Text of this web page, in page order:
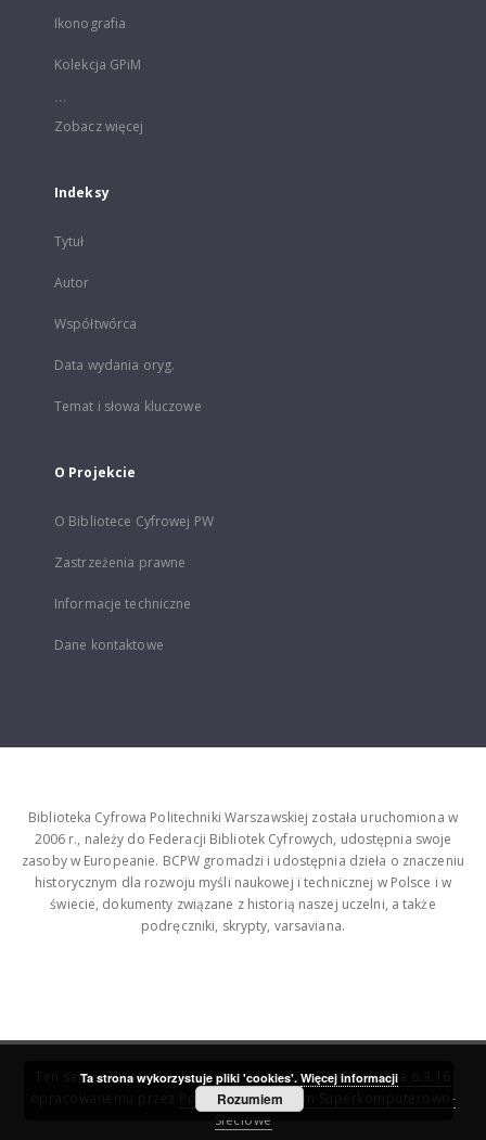
Ikonografia
Kolekcja GPiM
...
Zobacz więcej
Indeksy
Tytuł
Autor
Współtwórca
Data wydania oryg.
Temat i słowa kluczowe
O Projekcie
O Bibliotece Cyfrowej PW
Zastrzeżenia prawne
Informacje techniczne
Dane kontaktowe
Biblioteka Cyfrowa Politechniki Warszawskiej została uruchomiona w
2006 r., należy do Federacji Bibliotek Cyfrowych, udostępnia swoje
zasoby w Europeanie. BCPW gromadzi i udostępnia dzieła o znaczeniu
historycznym dla rozwoju myśli naukowej i technicznej w Polsce i w
świecie, dokumenty związane z historią naszej uczelni, a także
podręczniki, skrypty, varsaviana.
Ten serwis działa dzięki oprogramowaniuDInGO dLibra 6.3.16
Poznańskie Centrum Superkomputerowo-
Sieciowe
Ta strona wykorzystuje pliki 'cookies'. Więcej informacji
Rozumiem